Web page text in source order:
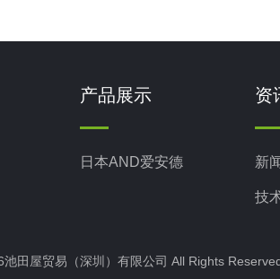
产品展示
日本AND爱安德
资
新
技
田屋贸易（深圳）有限公司 All Rights